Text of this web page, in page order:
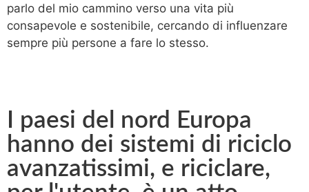
parlo del mio cammino verso una vita più
consapevole e sostenibile, cercando di influenzare
sempre più persone a fare lo stesso.
I paesi del nord Europa
hanno dei sistemi di riciclo
avanzatissimi, e riciclare,